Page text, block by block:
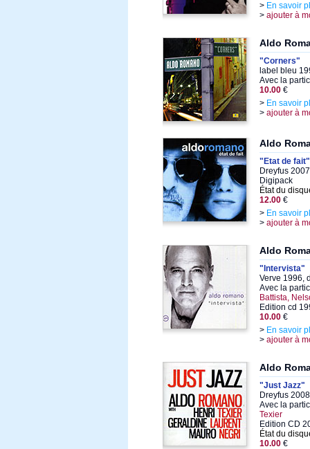
> En savoir
> ajouter à
Aldo
"Corners"
label bleu
Avec la
10.00 €
> En savoir
> ajouter à
Aldo
"Etat de fait"
Dreyfus
Digipack
État du
12.00 €
> En savoir
> ajouter à
Aldo
"Intervista"
Verve 1996,
Avec la
Battista,
Edition cd
10.00 €
> En savoir
> ajouter à
Aldo
"Just Jazz"
Dreyfus
Avec la
Texier
Edition CD
État du
10.00 €